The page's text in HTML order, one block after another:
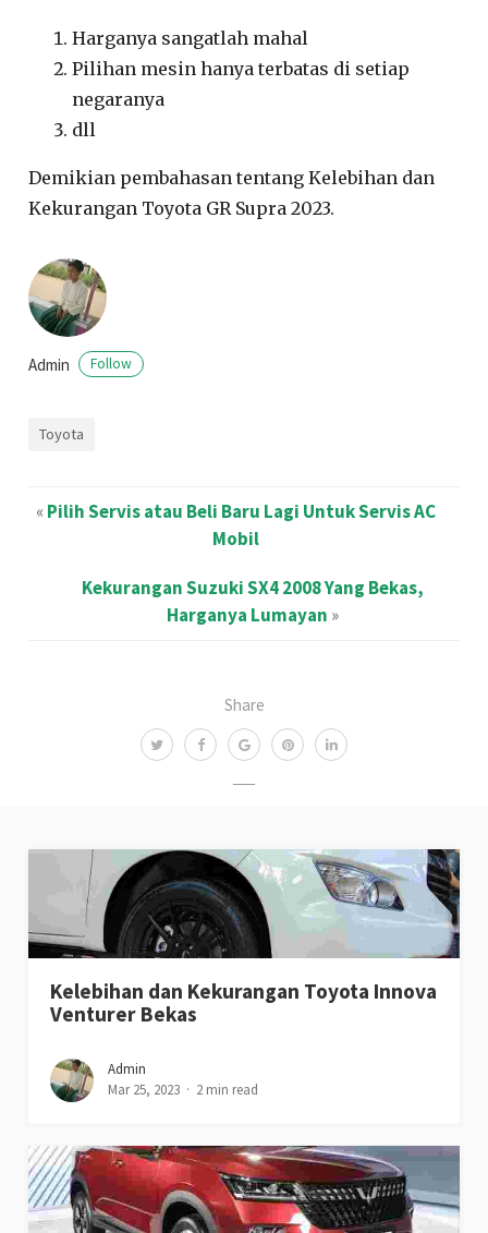
Share
Harganya sangatlah mahal
Pilihan mesin hanya terbatas di setiap
negaranya
dll
Demikian pembahasan tentang Kelebihan dan
Kekurangan Toyota GR Supra 2023.
Admin Follow
Toyota
«Pilih Servis atau Beli Baru Lagi Untuk Servis AC
Mobil
Kekurangan Suzuki SX4 2008 Yang Bekas,
Harganya Lumayan »
Kelebihan dan Kekurangan Toyota Innova
Venturer Bekas
Admin
Mar 25, 2023
2 min read